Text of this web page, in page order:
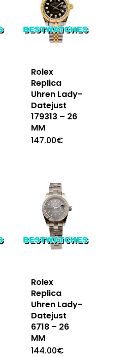
Rolex
Replica
Uhren Lady-
Datejust
179313 – 26
MM
147.00€
Rolex
Replica
Uhren Lady-
Datejust
6718 – 26
MM
144.00€